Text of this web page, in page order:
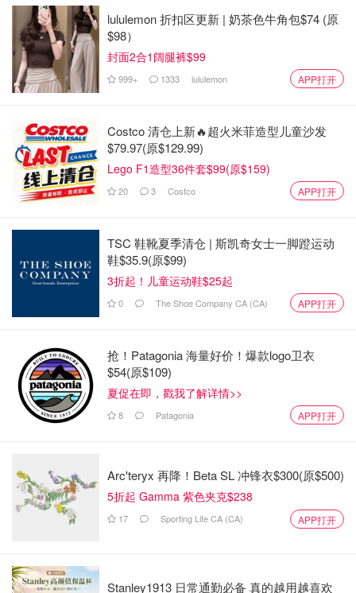
Mask美国护肤品公司创立于2019，它一直在这行业中都是
领导者地位！它家的面膜是通过EWG认证的，非常安全的一
款面膜！MĀSK 面膜可以修复镇静抑制多余油脂分泌，消除
面部轻微炎症，促进细胞再生，让皮肤从内至外滋养亮泽焕
班长就是打杂 16 查看原帖
MĀSK 是2019年成立的美国护肤品公司，名字简单直接，
涵盖抗衰、修复、保湿、美白四大核心功效，每一片都蕴含
lululemon 折扣区更新 | 奶茶色牛角包$74 (原
$98）
封面2合1阔腿裤$99
999+ 1333 lululemon APP打开
Costco 清仓上新🔥超火米菲造型儿童沙发
$79.97(原$129.99)
Lego F1造型36件套$99(原$159)
20 3 Costco APP打开
TSC 鞋靴夏季清仓 | 斯凯奇女士一脚蹬运动
鞋$35.9(原$99)
3折起！儿童运动鞋$25起
0 The Shoe Company CA (CA) APP打开
抢！Patagonia 海量好价！爆款logo卫衣
$54(原$109)
夏促在即，戳我了解详情>>
8 Patagonia APP打开
Arc'teryx 再降！Beta SL 冲锋衣$300(原$500)
5折起 Gamma 紫色夹克$238
17 Sporting Life CA (CA) APP打开
Stanley1913 日常通勤必备 真的越用越喜欢